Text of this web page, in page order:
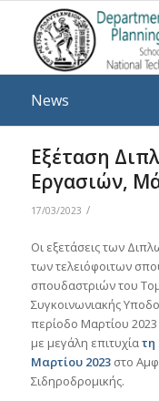
News
Εξέταση
Εργασιών,
17/03/2023 /
Οι εξετάσεις των
των τελειόφοιτων
σπουδαστριών του
Συγκοινωνιακής
περίοδο Μαρτίου
με μεγάλη επιτυχίατη
Μαρτίου 2023στο
Σιδηροδρομικής.